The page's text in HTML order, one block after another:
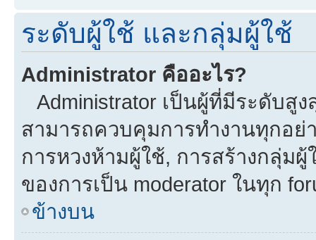
ระดับผู้ใช้ และกลุ่มผู้ใช้
Administrator คืออะไร?
Administrator เป็นผู้ที่มีระดับสู
สามารถควบคุมการทำงานทุกอย่
การหวงห้ามผู้ใช้, การสร้างกลุ่ม
ของการเป็น moderator ในทุก
ข้างบน